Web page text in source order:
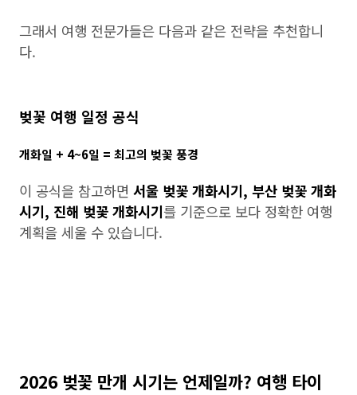
그래서 여행 전문가들은 다음과 같은 전략을 추천합니
다.
벚꽃 여행 일정 공식
개화일 + 4~6일 = 최고의 벚꽃 풍경
이 공식을 참고하면 서울 벚꽃 개화시기, 부산 벚꽃 개화
시기, 진해 벚꽃 개화시기를 기준으로 보다 정확한 여행
계획을 세울 수 있습니다.
2026 벚꽃 만개 시기는 언제일까? 여행 타이